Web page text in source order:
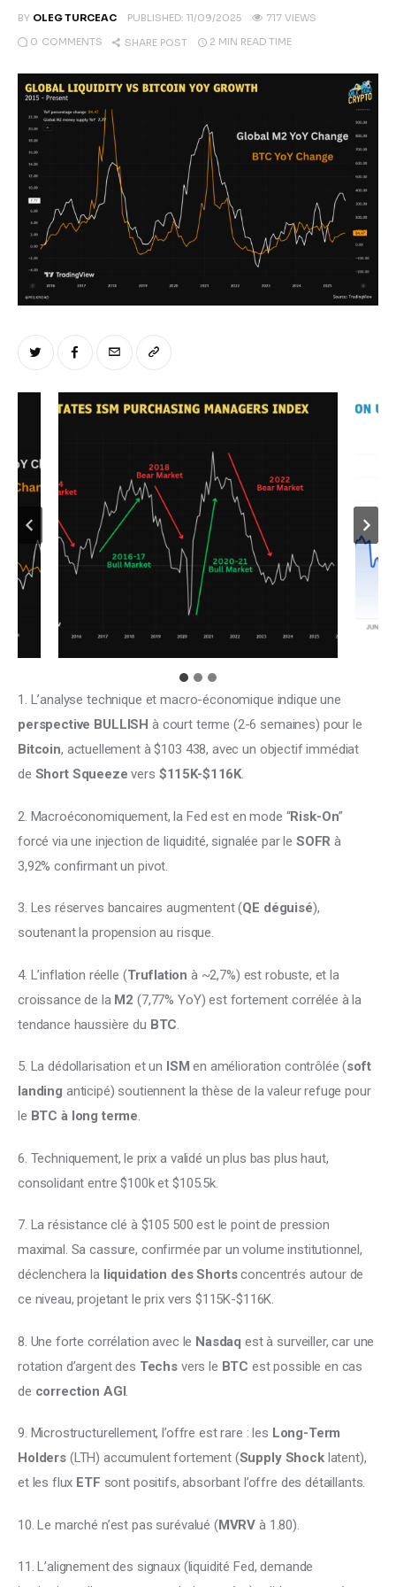
Climate
Reports
Shop
BY OLEG TURCEAC PUBLISHED: 11/09/2025 717 VIEWS
0 COMMENTS SHARE POST 2 MIN READ TIME
1. L’analyse technique et macro-économique indique une
perspective BULLISH à court terme (2-6 semaines) pour le
Bitcoin, actuellement à $103 438, avec un objectif immédiat
de Short Squeeze vers $115K-$116K.
2. Macroéconomiquement, la Fed est en mode “Risk-On”
forcé via une injection de liquidité, signalée par le SOFR à
3,92% confirmant un pivot.
3. Les réserves bancaires augmentent (QE déguisé),
soutenant la propension au risque.
4. L’inflation réelle (Truflation à ~2,7%) est robuste, et la
croissance de la M2 (7,77% YoY) est fortement corrélée à la
tendance haussière du BTC.
5. La dédollarisation et un ISM en amélioration contrôlée (soft
landing anticipé) soutiennent la thèse de la valeur refuge pour
le BTC à long terme.
6. Techniquement, le prix a validé un plus bas plus haut,
consolidant entre $100k et $105.5k.
7. La résistance clé à $105 500 est le point de pression
maximal. Sa cassure, confirmée par un volume institutionnel,
déclenchera la liquidation des Shorts concentrés autour de
ce niveau, projetant le prix vers $115K-$116K.
8. Une forte corrélation avec le Nasdaq est à surveiller, car une
rotation d’argent des Techs vers le BTC est possible en cas
de correction AGI.
9. Microstructurellement, l’offre est rare : les Long-Term
Holders (LTH) accumulent fortement (Supply Shock latent),
et les flux ETF sont positifs, absorbant l’offre des détaillants.
10. Le marché n’est pas surévalué (MVRV à 1.80).
11. L’alignement des signaux (liquidité Fed, demande